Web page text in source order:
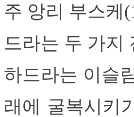
주 앙리 부스케
드라는 두 가지
하드라는 이슬
래에 굴복시키